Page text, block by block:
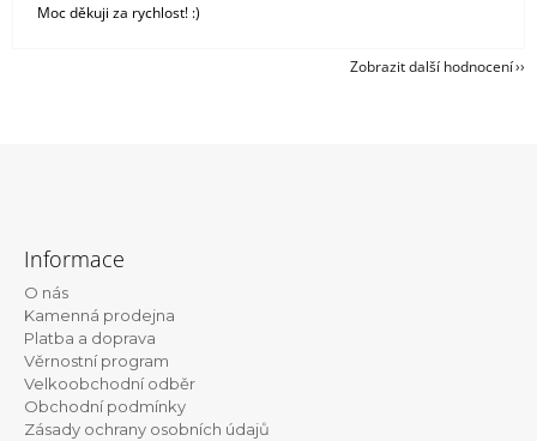
Moc děkuji za rychlost! :)
Zobrazit další hodnocení
Informace
O nás
Kamenná prodejna
Platba a doprava
Věrnostní program
Velkoobchodní odběr
Obchodní podmínky
Zásady ochrany osobních údajů